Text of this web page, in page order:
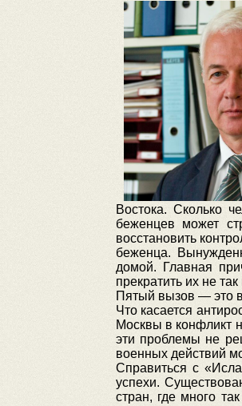
Востока. Сколько
беженцев может
восстановить
беженца.
домой. Главная
прекратить их не так
Пятый вызов — это
Что касается
Москвы в конфликт
эти проблемы не
военных действий
Справиться с
успехи.
стран, где много